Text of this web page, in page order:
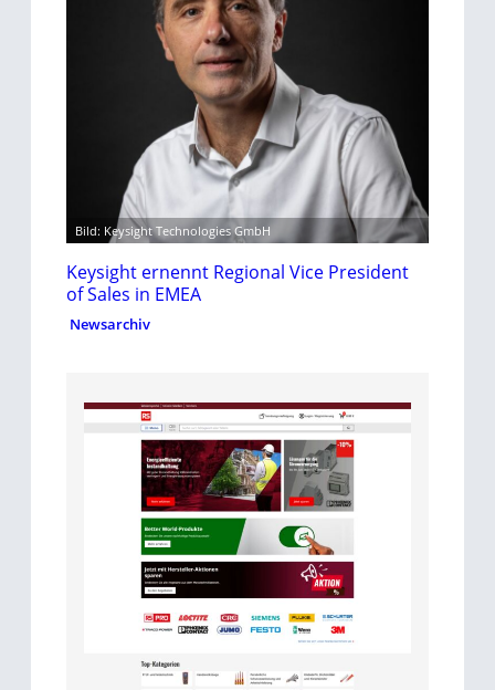
Bild: Keysight Technologies GmbH
Keysight ernennt Regional Vice President
of Sales in EMEA
Newsarchiv